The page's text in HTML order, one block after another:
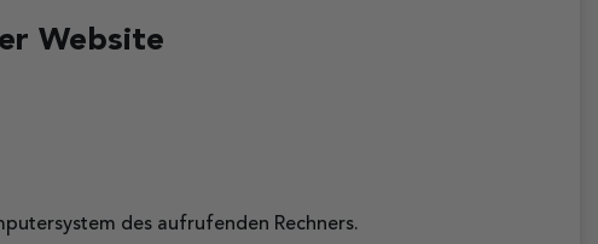
Website
des aufrufenden Rechners.